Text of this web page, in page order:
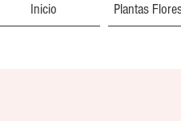
Inicio Plantas